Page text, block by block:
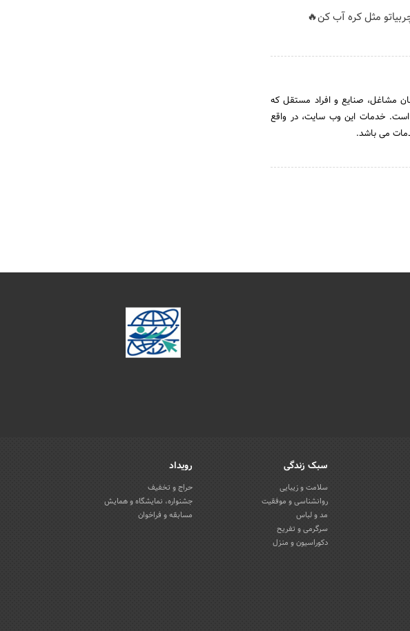
مثل کره آب کن🔥
صاحبان مشاغل، صنایع و افراد مستقل که
است. خدمات این وب سایت، در واقع
می باشد.
سبک زندگی
سلامت و زیبایی
روانشناسی و موفقیت
مد و لباس
سرگرمی و تفریح
دکوراسیون و منزل
رویداد
حراج و تخفیف
جشنواره، نمایشگاه و همایش
مسابقه و فراخوان